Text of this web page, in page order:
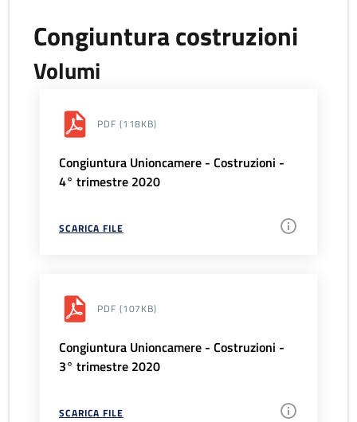
Congiuntura costruzioni
Volumi
PDF (118KB)
Congiuntura Unioncamere - Costruzioni -
4° trimestre 2020
SCARICA FILE
PDF (107KB)
Congiuntura Unioncamere - Costruzioni -
3° trimestre 2020
SCARICA FILE